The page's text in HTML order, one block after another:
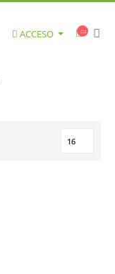
ACCESO